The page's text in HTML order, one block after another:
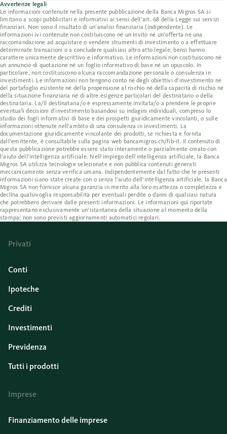
Avvertenze legali
Le informazioni contenute nella presente pubblicazione della Banca Migros SA si
limitano a scopi pubblicitari e informativi ai sensi dell’art. 68 della Legge sui servizi
finanziari. Non sono il risultato di un’analisi finanziaria (indipendente). Le
informazioni ivi contenute non costituiscono né un invito né un’offerta né una
raccomandazione ad acquistare o vendere strumenti di investimento o a effettuare
determinate transazioni o a concludere qualsiasi altro atto legale, bensì hanno
carattere unicamente descrittivo e informativo. Le informazioni non costituiscono né
un annuncio di quotazione né un foglio informativo di base né un opuscolo. In
particolare, non costituiscono alcuna raccomandazione personale o consulenza in
investimenti. Le informazioni non tengono conto né degli obiettivi d’investimento né
del portafoglio esistente né della propensione al rischio né della capacità di rischio né
della situazione finanziaria né di altre esigenze particolari del destinatario o della
destinataria. La/Il destinataria/o è espressamente invitata/o a prendere le proprie
eventuali decisioni d’investimento basandosi su indagini individuali, compreso lo
studio dei fogli informativi di base e dei prospetti giuridicamente vincolanti, o sulle
informazioni ottenute nell’ambito di una consulenza in investimenti. La
documentazione giuridicamente vincolante dei prodotti, se richiesta e fornita
dall’emittente, è consultabile sulla pagina web bancamigros.ch/fib-it. Il contenuto di
questa pubblicazione potrebbe essere stato interamente o parzialmente creato con
l’aiuto dell’intelligenza artificiale. Nell’impiego dell’intelligenza artificiale, la Banca
Migros SA utilizza tecnologie selezionate e non pubblica contenuti generati
meccanicamente senza verifica umana. Indipendentemente dal fatto che le presenti
informazioni siano state create con o senza l’aiuto dell’intelligenza artificiale, la Banca
Migros SA non fornisce alcuna garanzia in merito alla loro esattezza o completezza e
declina qualsivoglia responsabilità per eventuali perdite o danni di qualsiasi natura
che potrebbero derivare dalle presenti informazioni. Le informazioni qui riportate
rappresentano esclusivamente un’istantanea della situazione al momento della
stampa; non sono previsti aggiornamenti automatici regolari.
Privati
Conti
Ipoteche
Crediti
Investimenti
Previdenza
Tutti i prodotti
Imprese
Finanziamento delle imprese